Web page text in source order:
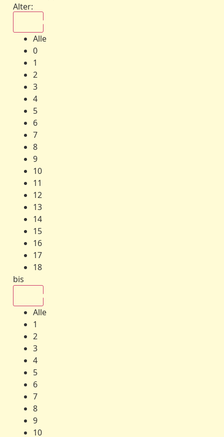
Alter:
Alle
0
1
2
3
4
5
6
7
8
9
10
11
12
13
14
15
16
17
18
bis
Alle
1
2
3
4
5
6
7
8
9
10